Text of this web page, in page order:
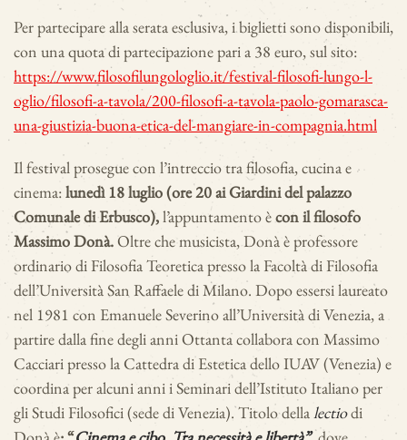
Per partecipare alla serata esclusiva, i biglietti sono disponibili,
con una quota di partecipazione pari a 38 euro, sul sito:
https://www.filosofilungologlio.it/festival-filosofi-lungo-l-
oglio/filosofi-a-tavola/200-filosofi-a-tavola-paolo-gomarasca-
una-giustizia-buona-etica-del-mangiare-in-compagnia.html
Il festival prosegue con l’intreccio tra filosofia, cucina e
cinema:lunedì 18 luglio (ore 20 ai Giardini del palazzo
Comunale di Erbusco),l’appuntamento ècon il filosofo
Massimo Donà.Oltre che musicista, Donà è professore
ordinario di Filosofia Teoretica presso la Facoltà di Filosofia
dell’Università San Raffaele di Milano. Dopo essersi laureato
nel 1981 con Emanuele Severino all’Università di Venezia, a
partire dalla fine degli anni Ottanta collabora con Massimo
Cacciari presso la Cattedra di Estetica dello IUAV (Venezia) e
coordina per alcuni anni i Seminari dell’Istituto Italiano per
gli Studi Filosofici (sede di Venezia). Titolo dellalectiodi